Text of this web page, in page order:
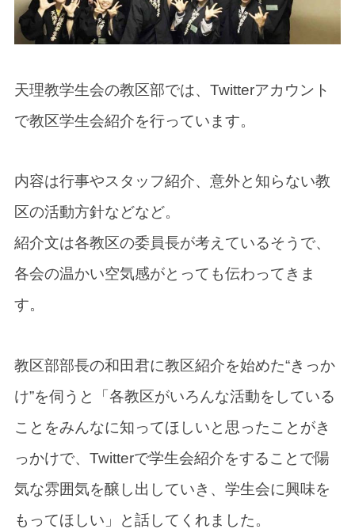
天理教学生会の教区部では、Twitterアカウント
で教区学生会紹介を行っています。
内容は行事やスタッフ紹介、意外と知らない教
区の活動方針などなど。
紹介文は各教区の委員長が考えているそうで、
各会の温かい空気感がとっても伝わってきま
す。
教区部部長の和田君に教区紹介を始めた“きっか
け”を伺うと「各教区がいろんな活動をしている
ことをみんなに知ってほしいと思ったことがき
っかけで、Twitterで学生会紹介をすることで陽
気な雰囲気を醸し出していき、学生会に興味を
もってほしい」と話してくれました。